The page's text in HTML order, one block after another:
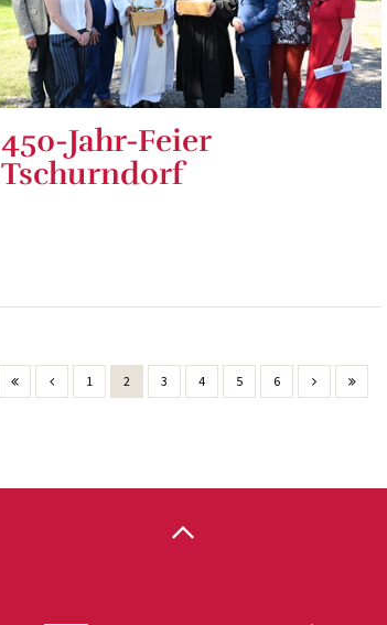
450-Jahr-Feier
Tschurndorf
1 2 3 4 5 6